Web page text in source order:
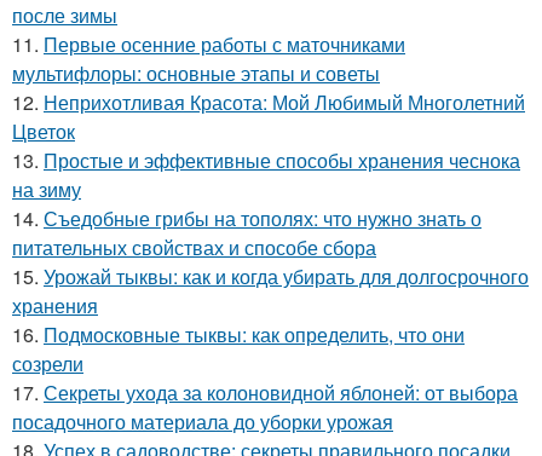
после зимы
11. Первые осенние работы с маточниками
мультифлоры: основные этапы и советы
12. Неприхотливая Красота: Мой Любимый Многолетний
Цветок
13. Простые и эффективные способы хранения чеснока
на зиму
14. Съедобные грибы на тополях: что нужно знать о
питательных свойствах и способе сбора
15. Урожай тыквы: как и когда убирать для долгосрочного
хранения
16. Подмосковные тыквы: как определить, что они
созрели
17. Секреты ухода за колоновидной яблоней: от выбора
посадочного материала до уборки урожая
18. Успех в садоводстве: секреты правильного посадки